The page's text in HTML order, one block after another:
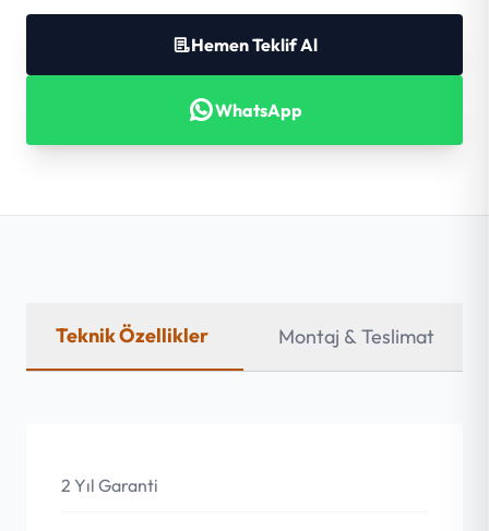
Hemen Teklif Al
WhatsApp
Teknik Özellikler Montaj & Teslimat
2 Yıl Garanti